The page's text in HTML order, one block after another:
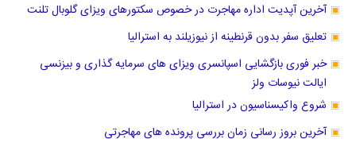
آخرین آپدیت اداره مهاجرت در خصوص سکتورهای ویزای گلوبال تلنت
تعلیق سفر بدون قرنطینه از نیوزیلند به استرالیا
خبر فوری بازگشایی اسپانسری ویزای های سرمایه گذاری و بیزنسی
ایالت نیوسات ولز
شروع واکیسناسیون در استرالیا
آخرین بروز رسانی زمان بررسی پرونده های مهاجرتی